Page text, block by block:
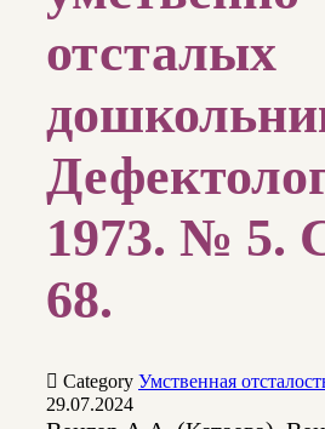
отсталых
1973. № 5.
68.
 Category Умственная
29.07.2024